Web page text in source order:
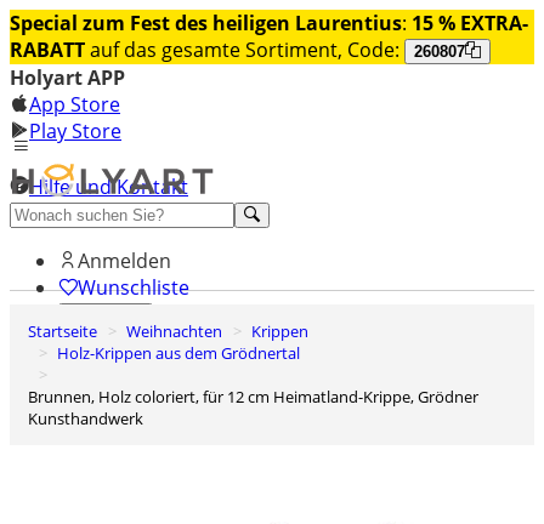
Special zum Fest des heiligen Laurentius: 15 % EXTRA-
RABATTauf das gesamte Sortiment, Code: 260807
Holyart APP
App Store
Play Store
Hilfe und Kontakt
Entdecken Sie Premium
Anmelden
Wunschliste
0
Warenkorb
Startseite Weihnachten
Krippen
Holz-Krippen aus dem Grödnertal
Brunnen, Holz coloriert, für 12 cm Heimatland-Krippe, Grödner
Kunsthandwerk